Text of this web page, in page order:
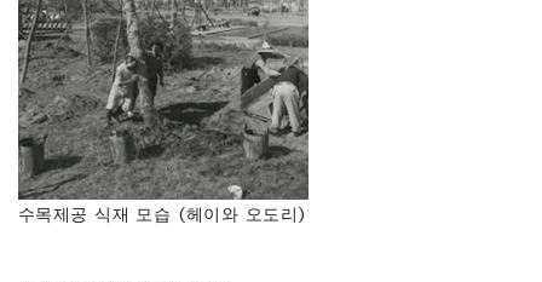
수목제공 식재 모습 (헤이와 오도리)